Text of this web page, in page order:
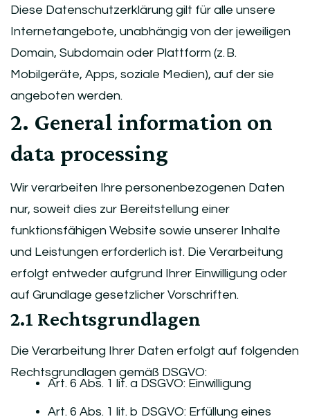
Diese Datenschutzerklärung gilt für alle unsere
Internetangebote, unabhängig von der jeweiligen
Domain, Subdomain oder Plattform (z. B.
Mobilgeräte, Apps, soziale Medien), auf der sie
angeboten werden.
2. General information on
data processing
Wir verarbeiten Ihre personenbezogenen Daten
nur, soweit dies zur Bereitstellung einer
funktionsfähigen Website sowie unserer Inhalte
und Leistungen erforderlich ist. Die Verarbeitung
erfolgt entweder aufgrund Ihrer Einwilligung oder
auf Grundlage gesetzlicher Vorschriften.
2.1 Rechtsgrundlagen
Die Verarbeitung Ihrer Daten erfolgt auf folgenden
Rechtsgrundlagen gemäß DSGVO:
Art. 6 Abs. 1 lit. a DSGVO: Einwilligung
Art. 6 Abs. 1 lit. b DSGVO: Erfüllung eines